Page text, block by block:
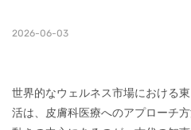
2026-06-03
世界的なウェルネス市場における
活は、皮膚科医療へのアプローチ